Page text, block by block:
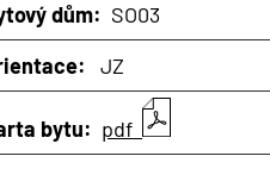
dům: SO03
JZ
bytu: pdf